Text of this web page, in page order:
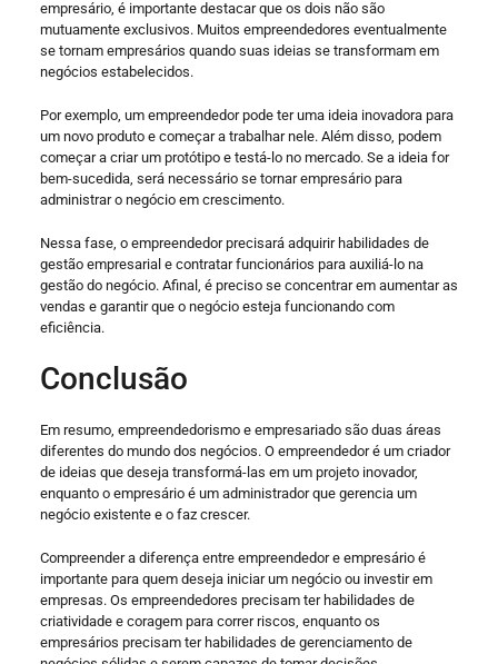
empresário, é importante destacar que os dois não são
mutuamente exclusivos. Muitos empreendedores eventualmente
se tornam empresários quando suas ideias se transformam em
negócios estabelecidos.
Por exemplo, um empreendedor pode ter uma ideia inovadora para
um novo produto e começar a trabalhar nele. Além disso, podem
começar a criar um protótipo e testá-lo no mercado. Se a ideia for
bem-sucedida, será necessário se tornar empresário para
administrar o negócio em crescimento.
Nessa fase, o empreendedor precisará adquirir habilidades de
gestão empresarial e contratar funcionários para auxiliá-lo na
gestão do negócio. Afinal, é preciso se concentrar em aumentar as
vendas e garantir que o negócio esteja funcionando com
eficiência.
Conclusão
Em resumo, empreendedorismo e empresariado são duas áreas
diferentes do mundo dos negócios. O empreendedor é um criador
de ideias que deseja transformá-las em um projeto inovador,
enquanto o empresário é um administrador que gerencia um
negócio existente e o faz crescer.
Compreender a diferença entre empreendedor e empresário é
importante para quem deseja iniciar um negócio ou investir em
empresas. Os empreendedores precisam ter habilidades de
criatividade e coragem para correr riscos, enquanto os
empresários precisam ter habilidades de gerenciamento de